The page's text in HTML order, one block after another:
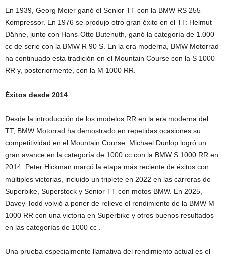
En 1939, Georg Meier ganó el Senior TT con la BMW RS 255
Kompressor. En 1976 se produjo otro gran éxito en el TT: Helmut
Dähne, junto con Hans-Otto Butenuth, ganó la categoría de 1.000
cc de serie con la BMW R 90 S. En la era moderna, BMW Motorrad
ha continuado esta tradición en el Mountain Course con la S 1000
RR y, posteriormente, con la M 1000 RR.
Éxitos desde 2014
Desde la introducción de los modelos RR en la era moderna del
TT, BMW Motorrad ha demostrado en repetidas ocasiones su
competitividad en el Mountain Course. Michael Dunlop logró un
gran avance en la categoría de 1000 cc con la BMW S 1000 RR en
2014. Peter Hickman marcó la etapa más reciente de éxitos con
múltiples victorias, incluido un triplete en 2022 en las carreras de
Superbike, Superstock y Senior TT con motos BMW. En 2025,
Davey Todd volvió a poner de relieve el rendimiento de la BMW M
1000 RR con una victoria en Superbike y otros buenos resultados
en las categorías de 1000 cc .
Una prueba especialmente llamativa del rendimiento actual es el